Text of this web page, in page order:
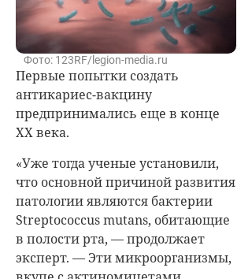
Фото: 123RF/legion-media.ru
Первые попытки создать
антикариес-вакцину
предпринимались еще в конце
XX века.
«Уже тогда ученые установили,
что основной причиной развития
патологии являются бактерии
Streptococcus mutans, обитающие
в полости рта, — продолжает
эксперт. — Эти микроорганизмы,